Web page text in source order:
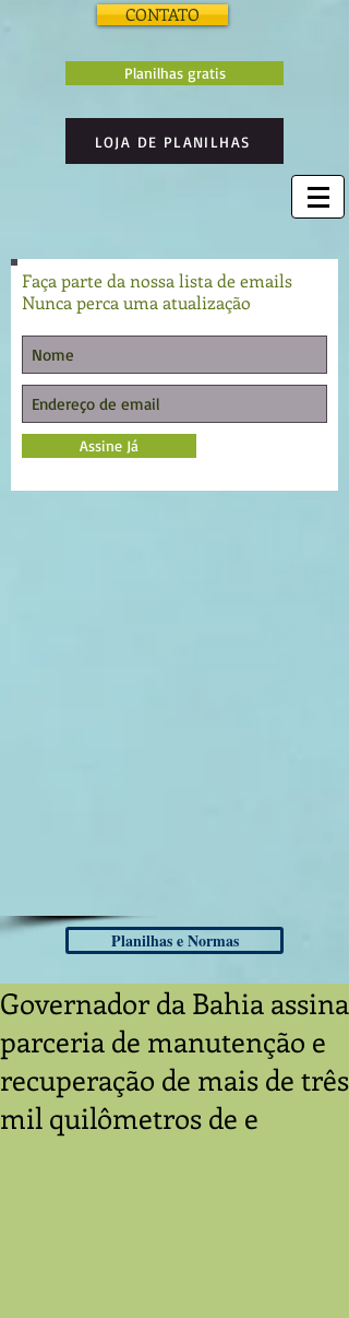
CONTATO
Planilhas gratis
LOJA DE PLANILHAS
Faça parte da nossa lista de emails
Nunca perca uma atualização
Assine Já
Planilhas e Normas
Governador da Bahia assina
parceria de manutenção e
recuperação de mais de três
mil quilômetros de e